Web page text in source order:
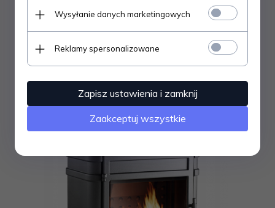
Piec wolnostojący ALMA antracyt
6099, 00 PLN
Wysyłanie danych marketingowych
Reklamy spersonalizowane
Zapisz ustawienia i zamknij
Zaakceptuj wszystkie